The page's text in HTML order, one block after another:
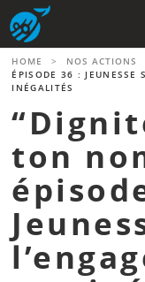
Aller
au
contenu
principal
HOME > NOS ACTIONS
ÉPISODE 36 : JEUNESSE
INÉGALITÉS
ton